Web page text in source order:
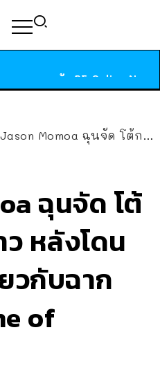
Jason Momoa ฉุนจัด โต้กลับถึงนักข่าว หลังโดนตั้งคำถามเกี่ยวกับฉากขืนใจใน Game of Thrones
ฉุนจัด โต้
หลังโดน
วกับฉาก
of